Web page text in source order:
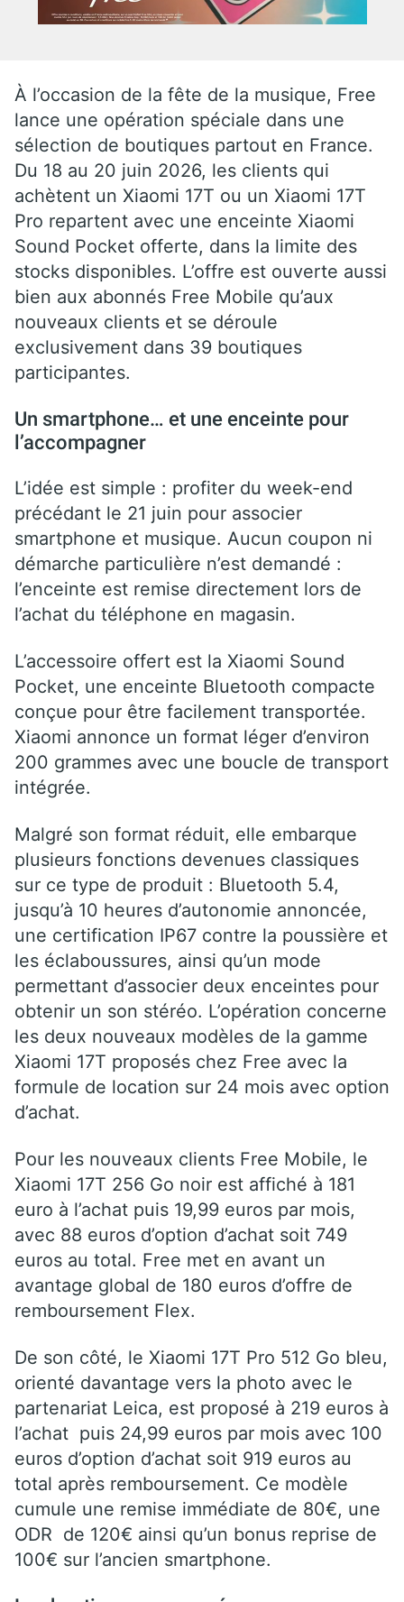
À l’occasion de la fête de la musique, Free
lance une opération spéciale dans une
sélection de boutiques partout en France.
Du 18 au 20 juin 2026, les clients qui
achètent un Xiaomi 17T ou un Xiaomi 17T
Pro repartent avec une enceinte Xiaomi
Sound Pocket offerte, dans la limite des
stocks disponibles. L’offre est ouverte aussi
bien aux abonnés Free Mobile qu’aux
nouveaux clients et se déroule
exclusivement dans 39 boutiques
participantes.
Un smartphone… et une enceinte pour
l’accompagner
L’idée est simple : profiter du week-end
précédant le 21 juin pour associer
smartphone et musique. Aucun coupon ni
démarche particulière n’est demandé :
l’enceinte est remise directement lors de
l’achat du téléphone en magasin.
L’accessoire offert est la Xiaomi Sound
Pocket, une enceinte Bluetooth compacte
conçue pour être facilement transportée.
Xiaomi annonce un format léger d’environ
200 grammes avec une boucle de transport
intégrée.
Malgré son format réduit, elle embarque
plusieurs fonctions devenues classiques
sur ce type de produit : Bluetooth 5.4,
jusqu’à 10 heures d’autonomie annoncée,
une certification IP67 contre la poussière et
les éclaboussures, ainsi qu’un mode
permettant d’associer deux enceintes pour
obtenir un son stéréo. L’opération concerne
les deux nouveaux modèles de la gamme
Xiaomi 17T proposés chez Free avec la
formule de location sur 24 mois avec option
d’achat.
Pour les nouveaux clients Free Mobile, le
Xiaomi 17T 256 Go noir est affiché à 181
euro à l’achat puis 19,99 euros par mois,
avec 88 euros d’option d’achat soit 749
euros au total. Free met en avant un
avantage global de 180 euros d’offre de
remboursement Flex.
De son côté, le Xiaomi 17T Pro 512 Go bleu,
orienté davantage vers la photo avec le
partenariat Leica, est proposé à 219 euros à
l’achat puis 24,99 euros par mois avec 100
euros d’option d’achat soit 919 euros au
total après remboursement. Ce modèle
cumule une remise immédiate de 80€, une
ODR de 120€ ainsi qu’un bonus reprise de
100€ sur l’ancien smartphone.